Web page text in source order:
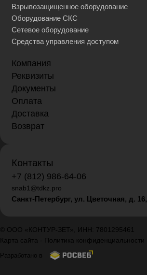
Взрывозащищенное оборудование
Оборудование СКС
Сетевое оборудование
Средства управления доступом
Компания
Реквизиты
Документы
Оплата
Доставка
Возврат
Контакты
+7 (812) 986-64-06
snab1@tdkz.pro
Санкт-Петербург, ул. Цветочная, д. 16,
© ООО «КОНТУР-ЗЕТ», ИНН: 7801295461
Карта сайта - Политика конфиденциальности
Разработано в